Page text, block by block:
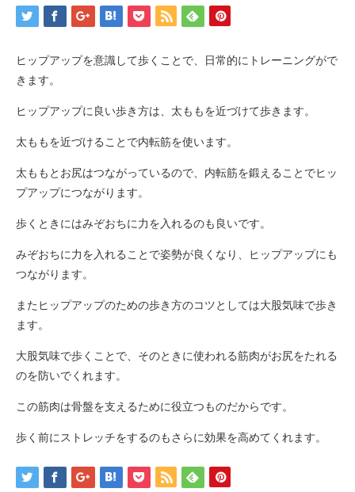
ヒップアップを意識して歩くことで、日常的にトレーニングがで
きます。
ヒップアップに良い歩き方は、太ももを近づけて歩きます。
太ももを近づけることで内転筋を使います。
太ももとお尻はつながっているので、内転筋を鍛えることでヒッ
プアップにつながります。
歩くときにはみぞおちに力を入れるのも良いです。
みぞおちに力を入れることで姿勢が良くなり、ヒップアップにも
つながります。
またヒップアップのための歩き方のコツとしては大股気味で歩き
ます。
大股気味で歩くことで、そのときに使われる筋肉がお尻をたれる
のを防いでくれます。
この筋肉は骨盤を支えるために役立つものだからです。
歩く前にストレッチをするのもさらに効果を高めてくれます。